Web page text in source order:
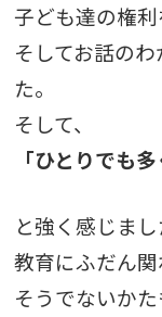
子ども達の権利
そしてお話の
た。
そして、
「ひとりでも
と強く感じまし
教育にふだん
そうでないかた